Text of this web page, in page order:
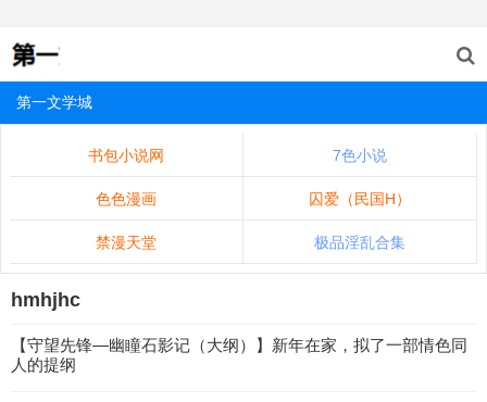
第一文学城
书包小说网 7色小说
色色漫画 囚爱（民国H）
禁漫天堂 极品淫乱合集
hmhjhc
【守望先锋—幽瞳石影记（大纲）】新年在家，拟了一部情色同
人的提纲